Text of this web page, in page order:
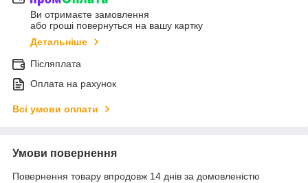
Ви отримаєте замовлення
або гроші повернуться на вашу картку
Детальніше
Післяплата
Оплата на рахунок
Всі умови оплати
Умови повернення
Повернення товару впродовж 14 днів за домовленістю